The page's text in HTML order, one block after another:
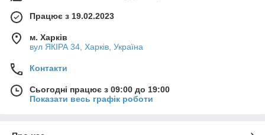
Працює з 19.02.2023
м. Харків
вул ЯКІРА 34, Харків, Україна
Контакти
Сьогодні працює з 09:00 до 19:00
Показати весь графік роботи